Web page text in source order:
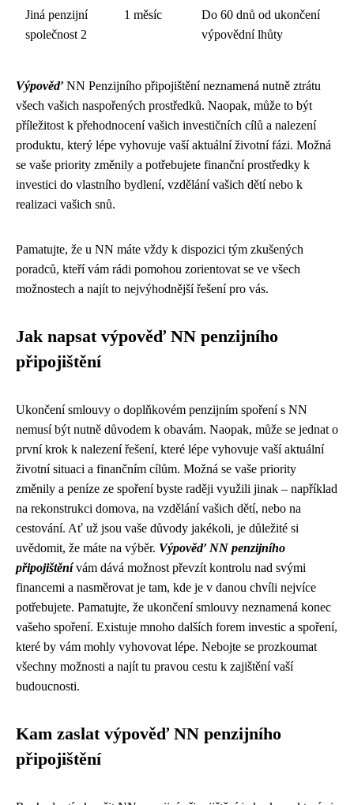
Jiná penzijní
společnost 2
1 měsíc
Do 60 dnů od ukončení
výpovědní lhůty
Výpověď NN Penzijního připojištění neznamená nutně ztrátu
všech vašich naspořených prostředků. Naopak, může to být
příležitost k přehodnocení vašich investičních cílů a nalezení
produktu, který lépe vyhovuje vaší aktuální životní fázi. Možná
se vaše priority změnily a potřebujete finanční prostředky k
investici do vlastního bydlení, vzdělání vašich dětí nebo k
realizaci vašich snů.
Pamatujte, že u NN máte vždy k dispozici tým zkušených
poradců, kteří vám rádi pomohou zorientovat se ve všech
možnostech a najít to nejvýhodnější řešení pro vás.
Jak napsat výpověď NN penzijního
připojištění
Ukončení smlouvy o doplňkovém penzijním spoření s NN
nemusí být nutně důvodem k obavám. Naopak, může se jednat o
první krok k nalezení řešení, které lépe vyhovuje vaší aktuální
životní situaci a finančním cílům. Možná se vaše priority
změnily a peníze ze spoření byste raději využili jinak – například
na rekonstrukci domova, na vzdělání vašich dětí, nebo na
cestování. Ať už jsou vaše důvody jakékoli, je důležité si
uvědomit, že máte na výběr. Výpověď NN penzijního
připojištěnívám dává možnost převzít kontrolu nad svými
financemi a nasměrovat je tam, kde je v danou chvíli nejvíce
potřebujete. Pamatujte, že ukončení smlouvy neznamená konec
vašeho spoření. Existuje mnoho dalších forem investic a spoření,
které by vám mohly vyhovovat lépe. Nebojte se prozkoumat
všechny možnosti a najít tu pravou cestu k zajištění vaší
budoucnosti.
Kam zaslat výpověď NN penzijního
připojištění